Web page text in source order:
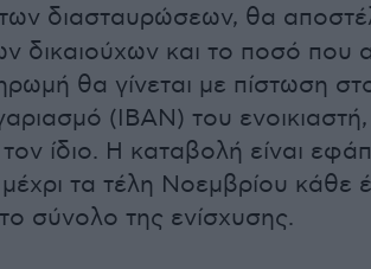
διασταυρώσεων, θα
δικαιούχων και το ποσό που
θα γίνεται με πίστωση
(ΙΒΑΝ) του
ίδιο. Η καταβολή είναι
τα τέλη Νοεμβρίου κάθε
σύνολο της ενίσχυσης.